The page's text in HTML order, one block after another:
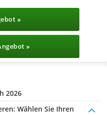
»
»
2026
Wählen Sie Ihren